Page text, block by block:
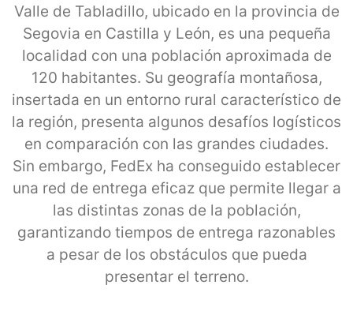
Valle de Tabladillo, ubicado en la provincia de
Segovia en Castilla y León, es una pequeña
localidad con una población aproximada de
120 habitantes. Su geografía montañosa,
insertada en un entorno rural característico de
la región, presenta algunos desafíos logísticos
en comparación con las grandes ciudades.
Sin embargo, FedEx ha conseguido establecer
una red de entrega eficaz que permite llegar a
las distintas zonas de la población,
garantizando tiempos de entrega razonables
a pesar de los obstáculos que pueda
presentar el terreno.